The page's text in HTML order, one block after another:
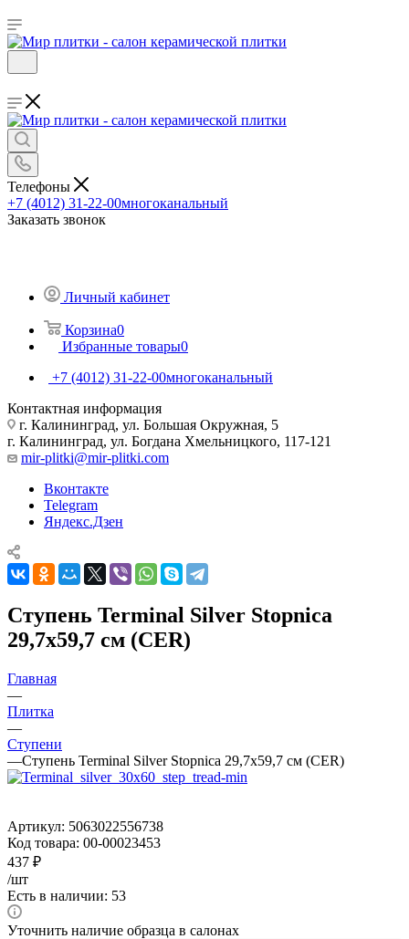
Телефоны
+7 (4012) 31-22-00многоканальный
Заказать звонок
Личный кабинет
Корзина0
Избранные товары0
+7 (4012) 31-22-00многоканальный
Контактная информация
г. Калининград, ул. Большая Окружная, 5
г. Калининград, ул. Богдана Хмельницкого, 117-121
mir-plitki@mir-plitki.com
Вконтакте
Telegram
Яндекс.Дзен
Ступень Terminal Silver Stopnica
29,7x59,7 см (CER)
Главная
—
Плитка
—
Ступени
—Ступень Terminal Silver Stopnica 29,7x59,7 см (CER)
Артикул: 5063022556738
Код товара: 00-00023453
437 ₽
/шт
Есть в наличии: 53
Уточнить наличие образца в салонах